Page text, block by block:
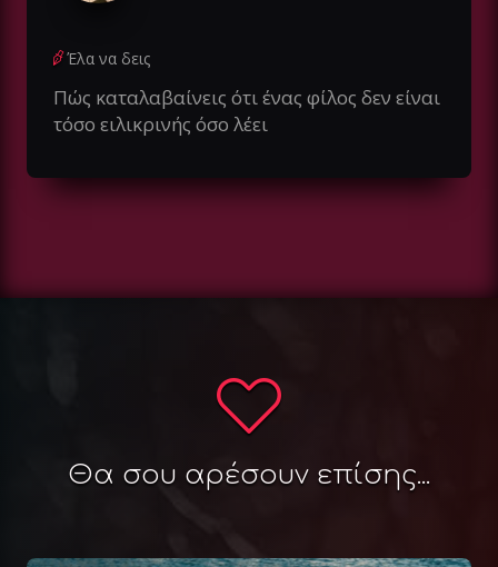
Έλα να δεις
Πώς καταλαβαίνεις ότι ένας φίλος δεν είναι
τόσο ειλικρινής όσο λέει
Θα σου αρέσουν επίσης...